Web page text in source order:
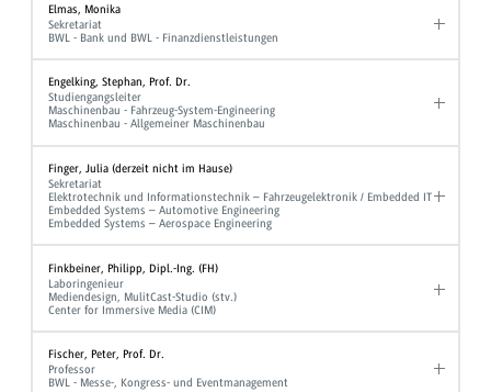
Elmas, Monika
Sekretariat
BWL - Bank und BWL - Finanzdienstleistungen
Engelking, Stephan, Prof. Dr.
Studiengangsleiter
Maschinenbau - Fahrzeug-System-Engineering
Maschinenbau - Allgemeiner Maschinenbau
Finger, Julia (derzeit nicht im Hause)
Sekretariat
Elektrotechnik und Informationstechnik – Fahrzeugelektronik / Embedded IT
Embedded Systems – Automotive Engineering
Embedded Systems – Aerospace Engineering
Finkbeiner, Philipp, Dipl.-Ing. (FH)
Laboringenieur
Mediendesign, MulitCast-Studio (stv.)
Center for Immersive Media (CIM)
Fischer, Peter, Prof. Dr.
Professor
BWL - Messe-, Kongress- und Eventmanagement